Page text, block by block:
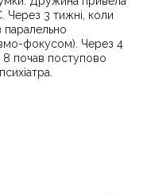
Через 3 тижні, коли
паралельно
фокусом). Через 4
8 почав поступово